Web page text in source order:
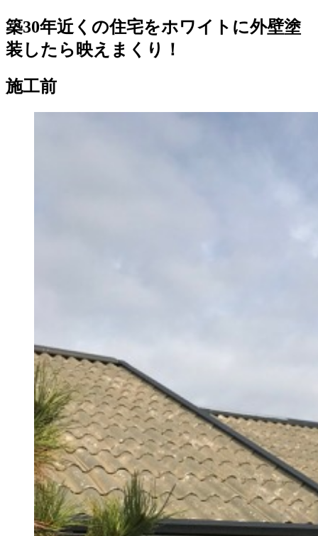
築30年近くの住宅をホワイトに外壁塗
装したら映えまくり！
施工前